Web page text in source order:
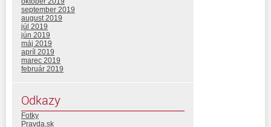
september 2019
august 2019
júl 2019
jún 2019
máj 2019
apríl 2019
marec 2019
február 2019
Odkazy
Fotky
Pravda.sk